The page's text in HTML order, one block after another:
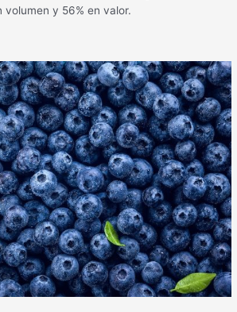
volumen y 56% en valor.